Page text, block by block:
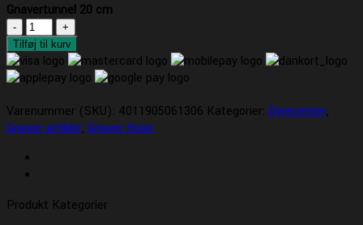
Gnavertunnel 20 cm
Gnavertunnel
20
cm
antal
Tilføj til kurv
Varenummer (SKU): 4011905061306 Kategorier: Dyrecenter,
Gnaver artikler, Gnaver Huse
Produkt Kategorier